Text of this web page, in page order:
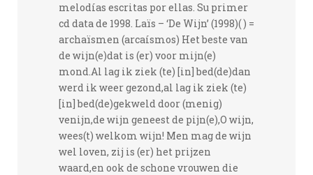
melodías escritas por ellas. Su primer
cd data de 1998. Laïs – ‘De Wijn’ (1998)( ) =
archaïsmen (arcaísmos) Het beste van
de wijn(e)dat is (er) voor mijn(e)
mond.Al lag ik ziek (te) [in] bed(de)dan
werd ik weer gezond,al lag ik ziek (te)
[in] bed(de)gekweld door (menig)
venijn,de wijn geneest de pijn(e),O wijn,
wees(t) welkom wijn! Men mag de wijn
wel loven, zij is (er) het prijzen
waard,en ook de schone vrouwen die